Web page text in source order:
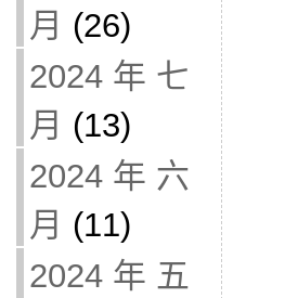
月 (26)
2024 年 七
月 (13)
2024 年 六
月 (11)
2024 年 五